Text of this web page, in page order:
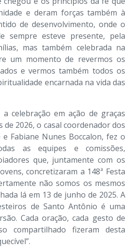
e deram forças também à
de desenvolvimento, onde o
sempre esteve presente, pela
mas também celebrada na
um momento de revermos os
e vermos também todos os
encarnada na vida das
celebração em ação de graças
2026, o casal coordenador dos
Fabiane Nunes Boccalon, fez o
as equipes e comissões,
que, juntamente com os
concretizaram a 148ª Festa
não somos os mesmos
lá em 13 de junho de 2025. A
de Santo Antônio é uma
Cada oração, cada gesto de
compartilhado fizeram desta